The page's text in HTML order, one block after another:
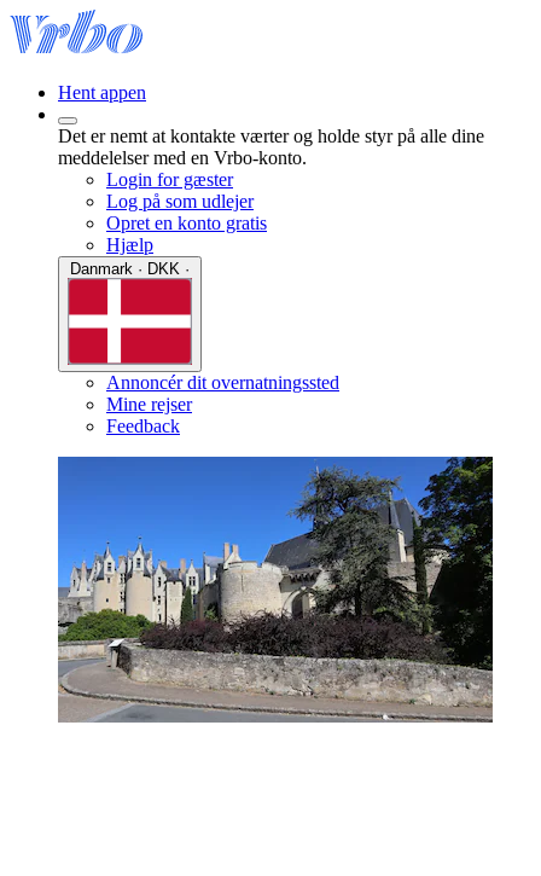
Hent appen
Det er nemt at kontakte værter og holde styr på alle dine
meddelelser med en Vrbo-konto.
Login for gæster
Log på som udlejer
Opret en konto gratis
Hjælp
Annoncér dit overnatningssted
Mine rejser
Feedback